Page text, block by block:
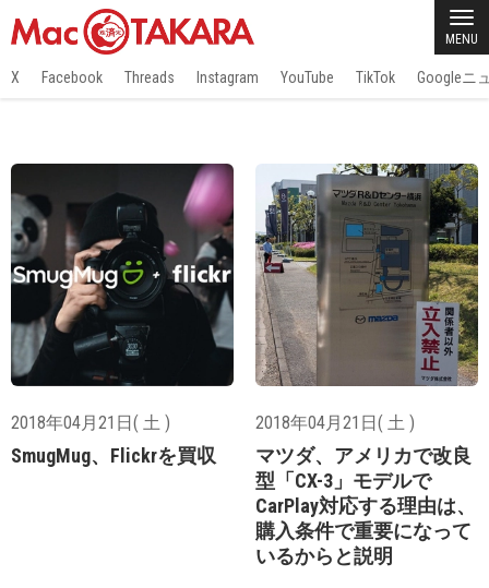
MENU
X Facebook Threads Instagram YouTube TikTok Googleニ
2018年04月21日( 土 )
SmugMug、Flickrを買収
2018年04月21日( 土 )
マツダ、アメリカで改良
型「CX-3」モデルで
CarPlay対応する理由は、
購入条件で重要になって
いるからと説明